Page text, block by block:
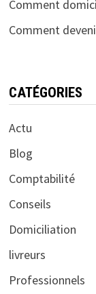
Comment
Comment
CATÉGORIES
Actu
Blog
Comptabilité
Conseils
Domiciliation
livreurs
Professionnels